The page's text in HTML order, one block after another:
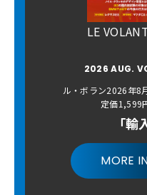
LE
2026 AUG.
ル・ボラン2026年
定価1,599
「輸
MORE